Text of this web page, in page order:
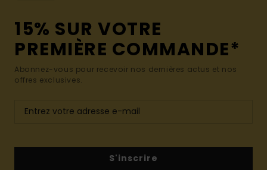
15% SUR VOTRE
PREMIÈRE COMMANDE*
Abonnez-vous pour recevoir nos dernières actus et nos
offres exclusives.
S'inscrire